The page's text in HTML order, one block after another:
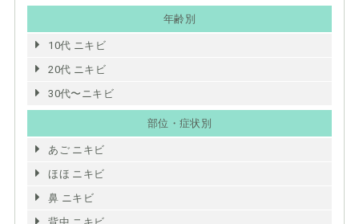
年齢別
10代 ニキビ
20代 ニキビ
30代〜ニキビ
部位・症状別
あご ニキビ
ほほ ニキビ
鼻 ニキビ